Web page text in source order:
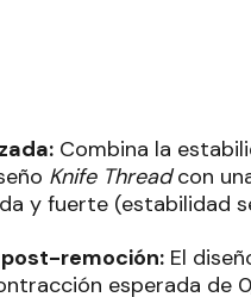
Combina la
Knife Threadcon
y fuerte (estabilidad
remoción: El
esperada de